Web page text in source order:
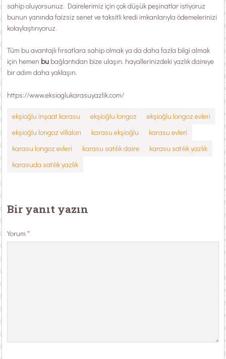
sahip oluyorsunuz. Dairelerimiz için çok düşük peşinatlar istiyoruz
bunun yanında faizsiz senet ve taksitli kredi imkanlarıyla ödemelerinizi
kolaylaştırıyoruz.
Tüm bu avantajlı fırsatlara sahip olmak ya da daha fazla bilgi almak
için hemen bu bağlantıdan bize ulaşın, hayallerinizdeki yazlık daireye
bir adım daha yaklaşın.
https://www.eksioglukarasuyazlik.com/
ekşioğlu inşaat karasu ekşioğlu longoz
ekşioğlu longoz evleri
ekşioğlu longoz villaları
karasu ekşioğlu
karasu evleri
karasu longoz evleri
karasu satılık daire
karasu satılık yazlık
karasuda satılık yazlık
Bir yanıt yazın
Yorum*